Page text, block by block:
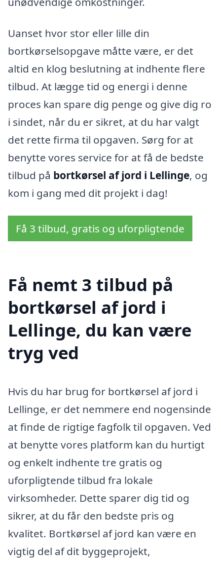
Uanset hvor stor eller lille din
bortkørselsopgave måtte være, er det
altid en klog beslutning at indhente flere
tilbud. At lægge tid og energi i denne
proces kan spare dig penge og give dig ro
i sindet, når du er sikret, at du har valgt
det rette firma til opgaven. Sørg for at
benytte vores service for at få de bedste
tilbud på bortkørsel af jord i Lellinge, og
kom i gang med dit projekt i dag!
Få 3 tilbud, gratis og uforpligtende
Få nemt 3 tilbud på
bortkørsel af jord i
Lellinge, du kan være
tryg ved
Hvis du har brug for bortkørsel af jord i
Lellinge, er det nemmere end nogensinde
at finde de rigtige fagfolk til opgaven. Ved
at benytte vores platform kan du hurtigt
og enkelt indhente tre gratis og
uforpligtende tilbud fra lokale
virksomheder. Dette sparer dig tid og
sikrer, at du får den bedste pris og
kvalitet. Bortkørsel af jord kan være en
vigtig del af dit byggeprojekt,